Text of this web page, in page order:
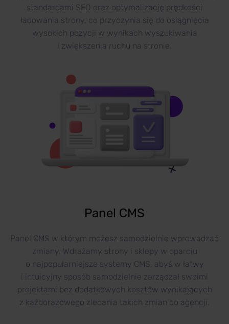
standardami SEO oraz optymalizację prędkości
ładowania strony, co przyczynia się do osiągnięcia
wysokich pozycji w wynikach wyszukiwania
i zwiększenia ruchu na stronie.
Panel CMS
Panel CMS w którym możesz samodzielnie wprowadzać
zmiany. Wdrażamy strony i sklepy w oparciu
o najpopularniejsze systemy CMS, abyś w łatwy
i intuicyjny sposób samodzielnie zarządzał swoimi
projektami bez dodatkowych kosztów wynikających
z każdorazowego zlecania takich zmian do agencji.